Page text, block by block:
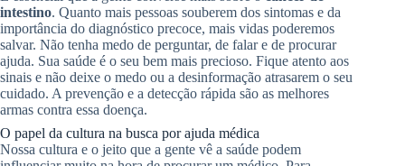
intestino. Quanto mais pessoas souberem dos sintomas e da
importância do diagnóstico precoce, mais vidas poderemos
salvar. Não tenha medo de perguntar, de falar e de procurar
ajuda. Sua saúde é o seu bem mais precioso. Fique atento aos
sinais e não deixe o medo ou a desinformação atrasarem o seu
cuidado. A prevenção e a detecção rápida são as melhores
armas contra essa doença.
O papel da cultura na busca por ajuda médica
Nossa cultura e o jeito que a gente vê a saúde podem